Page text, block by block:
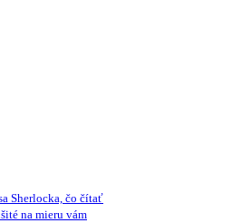
Sherlocka, čo čítať
na mieru vám